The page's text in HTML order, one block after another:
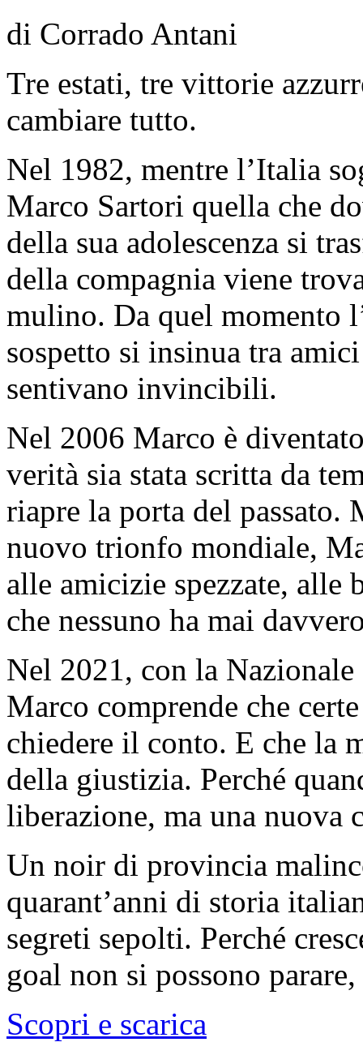
di Corrado Antani
Tre estati, tre vittorie
cambiare tutto.
Nel 1982, mentre l’Italia
Marco Sartori quella che
della sua adolescenza si
della compagnia viene
mulino. Da quel momento
sospetto si insinua tra
sentivano invincibili.
Nel 2006 Marco è
verità sia stata scritta da
riapre la porta del passato.
nuovo trionfo mondiale,
alle amicizie spezzate, alle
che nessuno ha mai
Nel 2021, con la
Marco comprende che
chiedere il conto. E che la
della giustizia. Perché
liberazione, ma una nuova
Un noir di provincia
quarant’anni di storia
segreti sepolti. Perché
goal non si possono
Scopri e scarica